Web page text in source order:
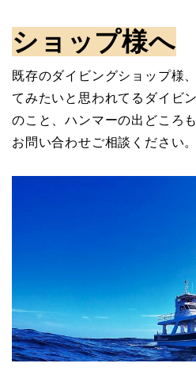
ショップ様へ
既存のダイビングショップ様
てみたいと思われてるダイビ
のこと、ハンマーの出どころ
お問い合わせご相談ください。